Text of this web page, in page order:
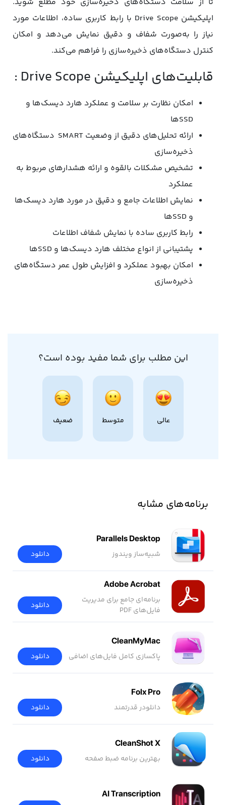
اپلیکیشن Drive Scope با رابط کاربری ساده، اطلاعات مورد
نیاز را به‌صورت شفاف و دقیق نمایش می‌دهد و امکان
کنترل دستگاه‌های ذخیره‌سازی را فراهم می‌کند.
قابلیت‌های اپلیکیشن Drive Scope :
امکان نظارت بر سلامت و عملکرد هارد دیسک‌ها و
SSD‌ها
ارائه تحلیل‌های دقیق از وضعیت SMART دستگاه‌های
ذخیره‌سازی
تشخیص مشکلات بالقوه و ارائه هشدارهای مربوط به
عملکرد
نمایش اطلاعات جامع و دقیق در مورد هارد دیسک‌ها
و SSD‌ها
رابط کاربری ساده با نمایش شفاف اطلاعات
پشتیبانی از انواع مختلف هارد دیسک‌ها و SSD‌ها
امکان بهبود عملکرد و افزایش طول عمر دستگاه‌های
ذخیره‌سازی
این مطلب برای شما مفید بوده است؟
عالی متوسط ضعیف
برنامه‌های مشابه
Parallels Desktop
شبیه‌ساز ویندوز دانلود
Adobe Acrobat
برنامه‌ای جامع برای مدیریت
فایل‌های PDF
دانلود
CleanMyMac
پاکسازی کامل فایل‌های اضافی دانلود
Folx Pro
دانلودر قدرتمند دانلود
CleanShot X
بهترین برنامه ضبط صفحه دانلود
AI Transcription